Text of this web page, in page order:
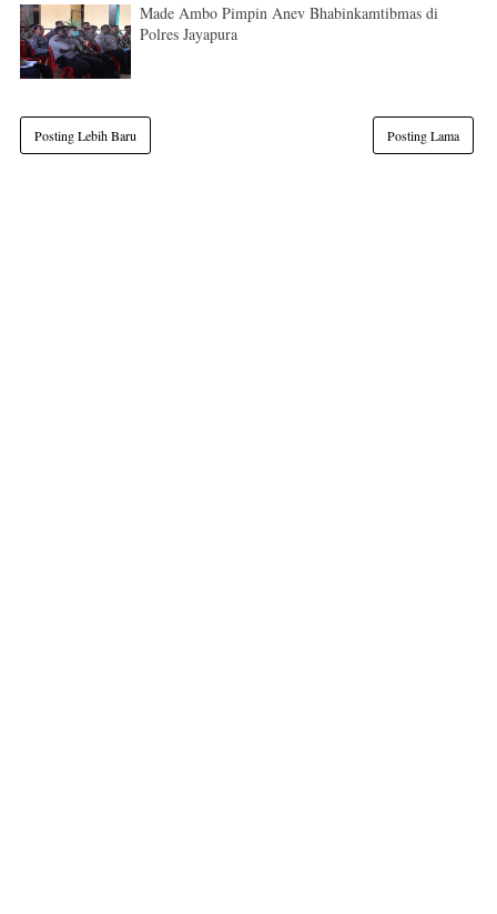
Made Ambo Pimpin Anev Bhabinkamtibmas di
Polres Jayapura
Posting Lebih Baru Posting Lama